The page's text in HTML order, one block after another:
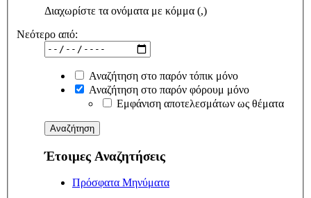
Διαχωρίστε τα ονόματα με κόμμα (,)
Νεότερο από:
Αναζήτηση στο παρόν τόπικ μόνο
Αναζήτηση στο παρόν φόρουμ μόνο
Εμφάνιση αποτελεσμάτων ως θέματα
Έτοιμες Αναζητήσεις
Πρόσφατα Μηνύματα